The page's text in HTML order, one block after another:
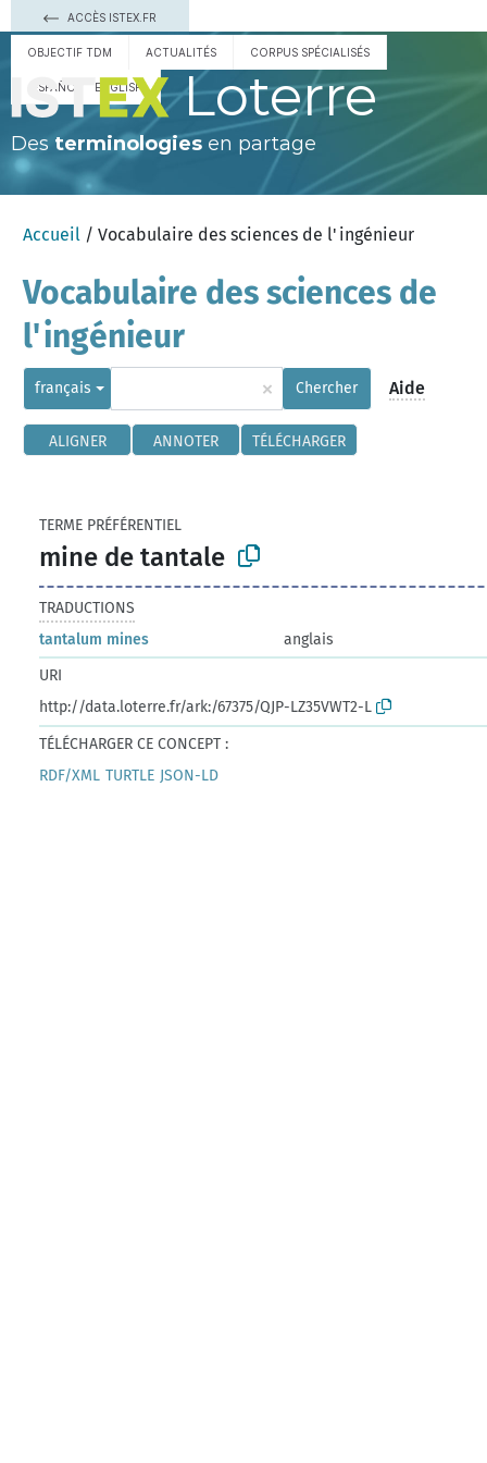
ACCÈS ISTEX.FR
OBJECTIF TDM ACTUALITÉS CORPUS SPÉCIALISÉS
ESPAÑOL ENGLISH Loterre
Des terminologies en partage
Accueil / Vocabulaire des sciences de l'ingénieur
Vocabulaire des sciences de
l'ingénieur
français × Chercher Aide
ALIGNER ANNOTER TÉLÉCHARGER
TERME PRÉFÉRENTIEL
mine de tantale
TRADUCTIONS
tantalum mines
anglais
URI
http://data.loterre.fr/ark:/67375/QJP-LZ35VWT2-L
TÉLÉCHARGER CE CONCEPT :
RDF/XML TURTLE JSON-LD